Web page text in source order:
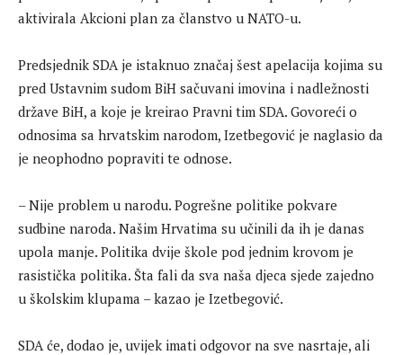
aktivirala Akcioni plan za članstvo u NATO-u.
Predsjednik SDA je istaknuo značaj šest apelacija kojima su
pred Ustavnim sudom BiH sačuvani imovina i nadležnosti
države BiH, a koje je kreirao Pravni tim SDA. Govoreći o
odnosima sa hrvatskim narodom, Izetbegović je naglasio da
je neophodno popraviti te odnose.
– Nije problem u narodu. Pogrešne politike pokvare
sudbine naroda. Našim Hrvatima su učinili da ih je danas
upola manje. Politika dvije škole pod jednim krovom je
rasistička politika. Šta fali da sva naša djeca sjede zajedno
u školskim klupama – kazao je Izetbegović.
SDA će, dodao je, uvijek imati odgovor na sve nasrtaje, ali